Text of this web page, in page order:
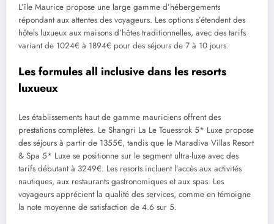
L’île Maurice propose une large gamme d’hébergements
répondant aux attentes des voyageurs. Les options s’étendent des
hôtels luxueux aux maisons d’hôtes traditionnelles, avec des tarifs
variant de 1024€ à 1894€ pour des séjours de 7 à 10 jours.
Les formules all inclusive dans les resorts
luxueux
Les établissements haut de gamme mauriciens offrent des
prestations complètes. Le Shangri La Le Touessrok 5* Luxe propose
des séjours à partir de 1355€, tandis que le Maradiva Villas Resort
& Spa 5* Luxe se positionne sur le segment ultra-luxe avec des
tarifs débutant à 3249€. Les resorts incluent l’accès aux activités
nautiques, aux restaurants gastronomiques et aux spas. Les
voyageurs apprécient la qualité des services, comme en témoigne
la note moyenne de satisfaction de 4.6 sur 5.